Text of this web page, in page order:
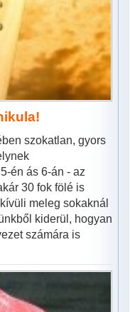
szokatlan, gyors
én ás 6-án - az
30 fok fölé is
meleg sokaknál
kiderül, hogyan
számára is